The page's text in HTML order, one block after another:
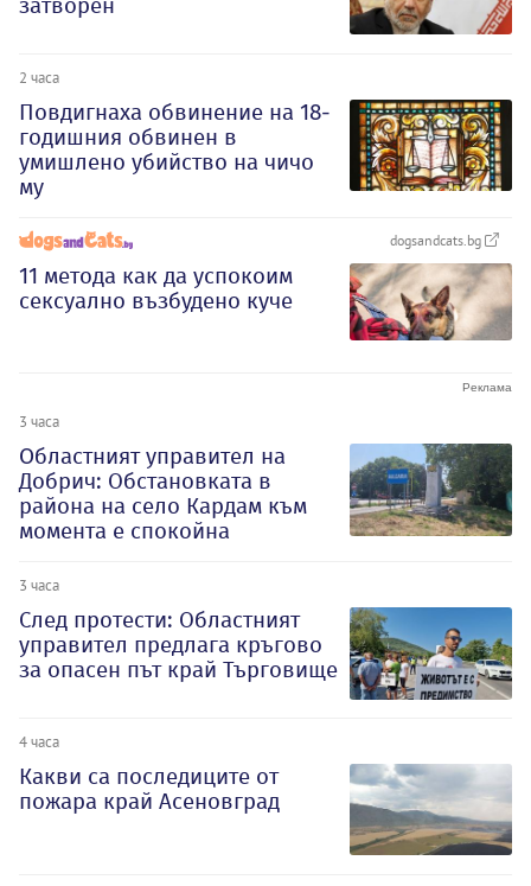
2 часа
Повдигнаха обвинение на 18-
годишния обвинен в
умишлено убийство на чичо
му
dogsandcats.bg
11 метода как да успокоим
сексуално възбудено куче
3 часа
Oбластният управител на
Добрич: Обстановката в
района на село Кардам към
момента е спокойна
3 часа
След протести: Областният
управител предлага кръгово
за опасен път край Търговище
4 часа
Какви са последиците от
пожара край Асеновград